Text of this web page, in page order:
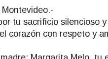
tu sacrificio silencioso
corazón con respeto y